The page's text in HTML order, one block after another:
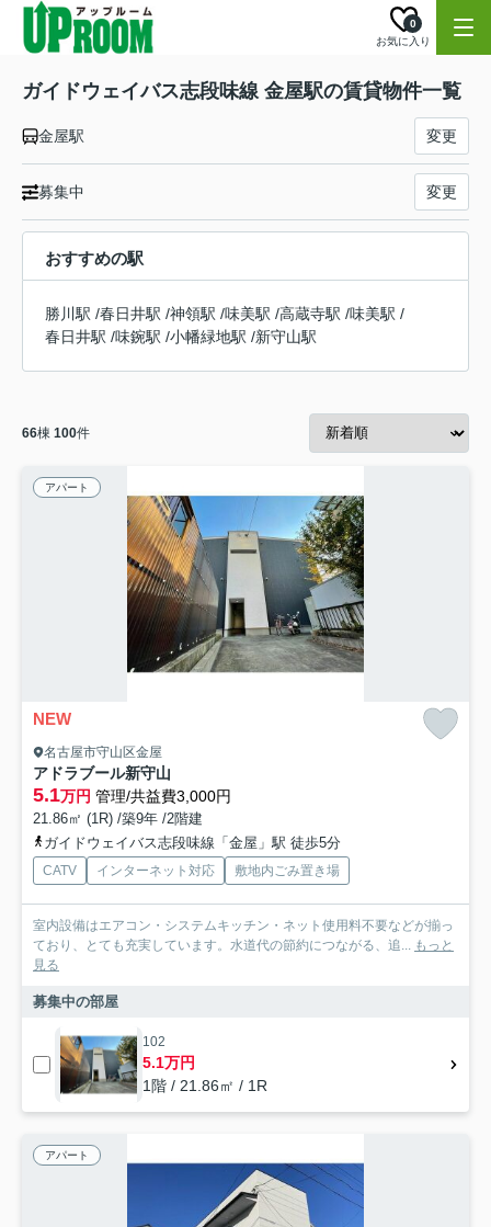
お気に入り
0
ガイドウェイバス志段味線 金屋駅の賃貸物件一覧
金屋駅 変更
募集中 変更
おすすめの駅
勝川駅 /春日井駅 /神領駅 /味美駅 /高蔵寺駅 /味美駅 /
春日井駅 /味鋺駅 /小幡緑地駅 /新守山駅
66棟 100件
アパート
NEW
名古屋市守山区金屋
アドラブール新守山
5.1万円 管理/共益費3,000円
21.86㎡ (1R) /築9年 /2階建
ガイドウェイバス志段味線「金屋」駅 徒歩5分
CATV インターネット対応 敷地内ごみ置き場
室内設備はエアコン・システムキッチン・ネット使用料不要などが揃っ
ており、とても充実しています。水道代の節約につながる、追... もっと
見る
募集中の部屋
102
5.1万円
1階 / 21.86㎡ / 1R
アパート